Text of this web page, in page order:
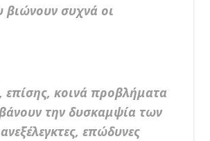
βιώνουν συχνά οι
κοινά προβλήματα
την δυσκαμψία των
επώδυνες